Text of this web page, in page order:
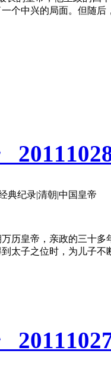
个中兴的局面。但随
典纪录|清朝|中国皇帝
历皇帝，亲政的三十
太子之位时，为儿子